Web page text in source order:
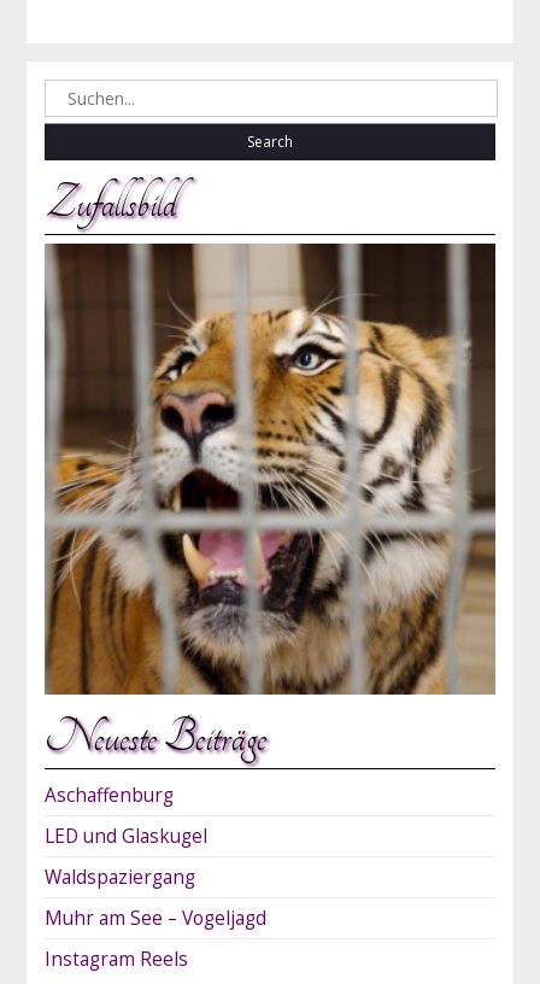
Search
for:
Zufallsbild
Neueste Beiträge
Aschaffenburg
LED und Glaskugel
Waldspaziergang
Muhr am See – Vogeljagd
Instagram Reels